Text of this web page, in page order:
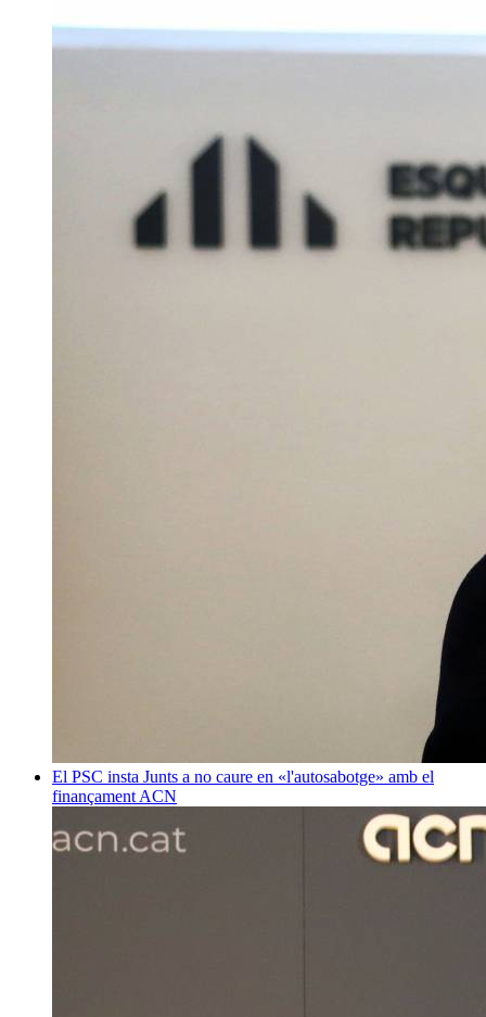
El PSC insta Junts a no caure en «l'autosabotge» amb el
finançament ACN